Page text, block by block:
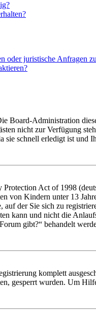
oder juristische Anfragen
Board-Administration
nicht zur Verfügung
schnell erledigt ist und
Act of 1998
von Kindern unter 13
auf der Sie sich zu
kann und nicht die
gibt?“ behandelt
komplett
gesperrt wurden. Um